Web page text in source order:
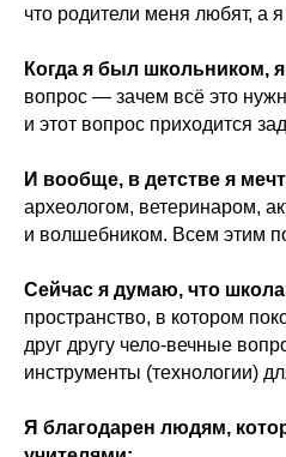
что родители меня любят, а
Когда я был школьником, я
вопрос — зачем всё это
и этот вопрос приходится
И вообще, в детстве я
археологом, ветеринаром,
и волшебником. Всем этим
Сейчас я думаю, что школа
пространство, в котором
друг другу чело-вечные
инструменты (технологии)
Я благодарен людям,